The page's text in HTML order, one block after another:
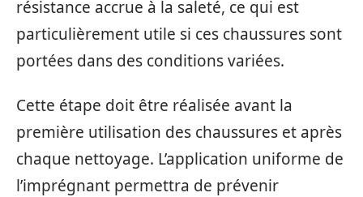
résistance accrue à la saleté, ce qui est
particulièrement utile si ces chaussures sont
portées dans des conditions variées.
Cette étape doit être réalisée avant la
première utilisation des chaussures et après
chaque nettoyage. L’application uniforme de
l’imprégnant permettra de prévenir